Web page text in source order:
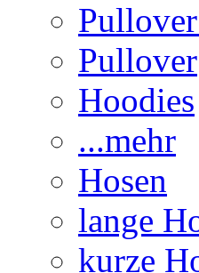
Pullover
Hoodies
...mehr
Hosen
lange
kurze